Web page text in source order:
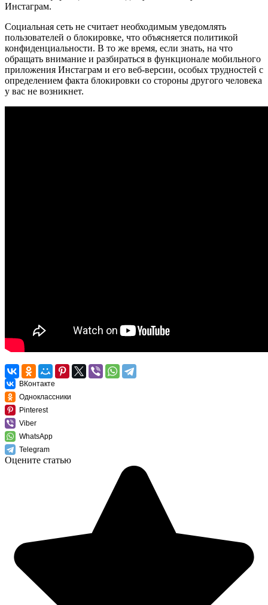
Инстаграм.
Социальная сеть не считает необходимым уведомлять
пользователей о блокировке, что объясняется политикой
конфиденциальности. В то же время, если знать, на что
обращать внимание и разбираться в функционале мобильного
приложения Инстаграм и его веб-версии, особых трудностей с
определением факта блокировки со стороны другого человека
у вас не возникнет.
ВКонтакте
Одноклассники
Pinterest
Viber
WhatsApp
Telegram
Оцените статью